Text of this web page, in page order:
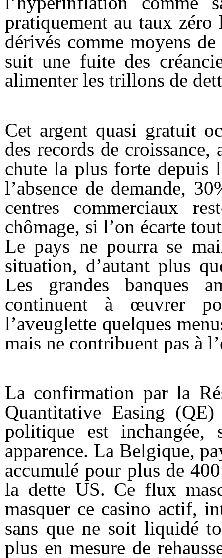
pratiquement au taux
dérivés comme moyens
suit une fuite des
alimenter les trillons de
Cet argent quasi gratuit
des records de
chute la plus forte depuis
l’absence de demande,
centres commerciaux
chômage, si l’on écarte
Le pays ne pourra se
situation, d’autant plus
Les grandesbanques
continuent à œuvrer
l’aveuglette quelques
mais ne contribuent pas à
La confirmation par la
Quantitative Easing
politique est inchangée,
apparence. La Belgique,
accumulé pour plus de
la dette US. Ce flux
masquer ce casino actif,
sans que ne soit liquidé
plus en mesure de